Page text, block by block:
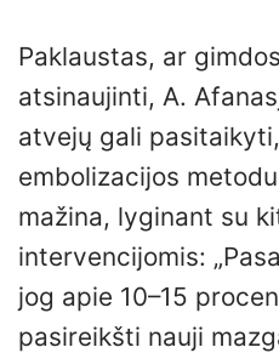
Paklaustas, ar
atsinaujinti, A.
atvejų gali
embolizacijos
mažina, lyginant su
intervencijomis:
jog apie 10–15
pasireikšti nauji